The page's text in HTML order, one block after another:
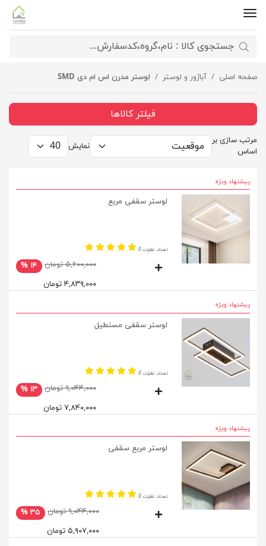
صفحه اصلی آباژور و لوستر لوستر مدرن اس ام دی SMD
فیلتر کالاها
مرتب سازی بر
اساس
نمایش
پیشنهاد ویژه
لوستر سقفی مربع
تعداد نظرات 0
۵,۶۰۰,۰۰۰ تومان
۱۴ %
۴,۸۳۹,۰۰۰ تومان
پیشنهاد ویژه
لوستر سقفی مستطیل
تعداد نظرات 0
۹,۰۴۴,۰۰۰ تومان
۱۳ %
۷,۸۴۰,۰۰۰ تومان
پیشنهاد ویژه
لوستر مربع سقفی
تعداد نظرات 0
۹,۰۴۴,۰۰۰ تومان
۳۵ %
۵,۹۰۷,۰۰۰ تومان